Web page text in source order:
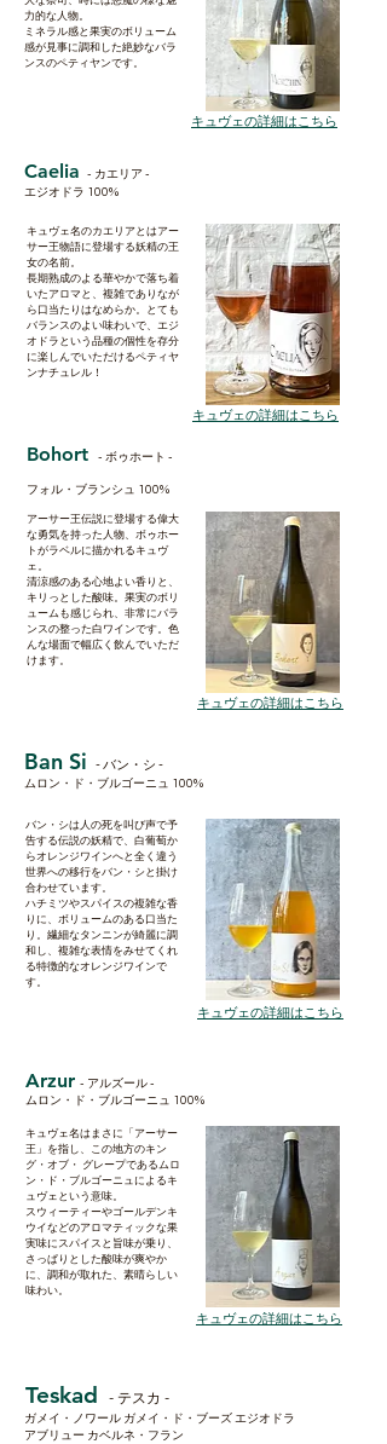
力的な人物。
​ミネラル感と果実のボリューム
感が見事に調和した絶妙なバラ
ンスのペティヤンです。
キュヴェの詳細はこちら
Caelia - カエリア -
エジオドラ 100%
キュヴェ名のカエリアとはアー
サー王物語に登場する妖精の王
女の名前。
長期熟成のよる華やかで落ち着
いたアロマと、複雑でありなが
ら口当たりはなめらか。とても
バランスのよい味わいで、エジ
オドラという品種の個性を存分
に楽しんでいただけるペティヤ
ンナチュレル！
キュヴェの詳細はこちら
Bohort - ボゥホート -
フォル・ブランシュ 100%
アーサー王伝説に登場する偉大
な勇気を持った人物、ボゥホー
トがラベルに描かれるキュヴ
ェ。
​清涼感のある心地よい香りと、
キリっとした酸味。果実のボリ
ュームも感じられ、非常にバラ
ンスの整った白ワインです。色
んな場面で幅広く飲んでいただ
けます。
キュヴェの詳細はこちら
Ban Si - バン・シ -
ムロン・ド・ブルゴーニュ 100%
​バン・シは人の死を叫び声で予
告する伝説の妖精で、白葡萄か
らオレンジワインへと全く違う
世界への移行をバン・シと掛け
合わせています。
​ハチミツやスパイスの複雑な香
りに、ボリュームのある口当た
り。繊細なタンニンが綺麗に調
和し、複雑な表情をみせてくれ
る特徴的なオレンジワインで
す。
キュヴェの詳細はこちら
Arzur - アルズール -
ムロン・ド・ブルゴーニュ 100%
キュヴェ名はまさに「アーサー
王」を指し、この地方のキン
グ・オブ・ グレープであるムロ
ン・ド・ブルゴーニュによるキ
ュヴェという意味。
スウィーティーやゴールデンキ
ウイなどのアロマティックな果
実味にスパイスと旨味が乗り、
さっぱりとした酸味が爽やか
に、調和が取れた、素晴らしい
味わい。
キュヴェの詳細はこちら
Teskad - テスカ -
ガメイ・ノワール ガメイ・ド・ブーズ エジオドラ
アブリュー カベルネ・フラン